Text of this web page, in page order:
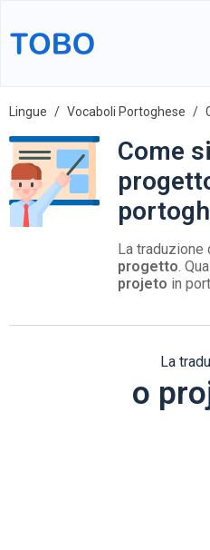
Lingue Vocaboli Portoghese
Come
La traduzione
progetto.
projeto in
La
o